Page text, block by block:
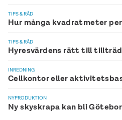
TIPS & RÅD
Hur många kvadratmeter
TIPS & RÅD
Hyresvärdens rätt till
INREDNING
Cellkontor eller
NYPRODUKTION
Ny skyskrapa kan bli